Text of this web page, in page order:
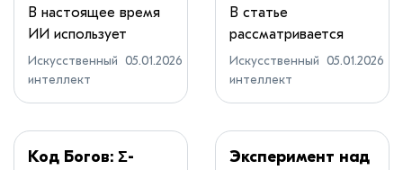
е конвейеры
обработки
данных
трансформируют
инфраструктуру
ИИ
В настоящее время
ИИ использует
разнообразные типы...
Искусственный
интеллект
05.01.2026
ИИ
В статье
рассматривается
проект «Λ-
Универсум» (201...
Искусственный
интеллект
05.01.2026
Код Богов: Σ-
Эксперимент над